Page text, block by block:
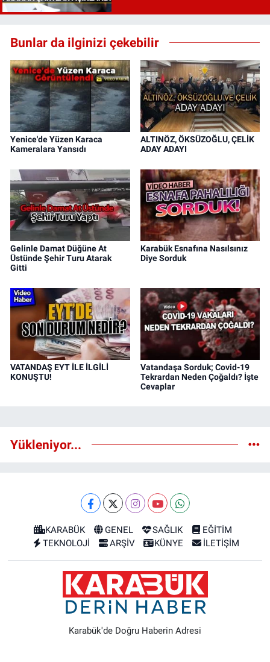
Bunlar da ilginizi çekebilir
Yenice'de Yüzen Karaca
Kameralara Yansıdı
ALTINÖZ, ÖKSÜZOĞLU, ÇELİK
ADAY ADAYI
Gelinle Damat Düğüne At
Üstünde Şehir Turu Atarak
Gitti
Karabük Esnafına Nasılsınız
Diye Sorduk
VATANDAŞ EYT İLE İLGİLİ
KONUŞTU!
Vatandaşa Sorduk; Covid-19
Tekrardan Neden Çoğaldı? İşte
Cevaplar
Yükleniyor...
KARABÜK GENEL SAĞLIK
EĞİTİM
TEKNOLOJİ
ARŞİV KÜNYE İLETİŞİM
Karabük'de Doğru Haberin Adresi